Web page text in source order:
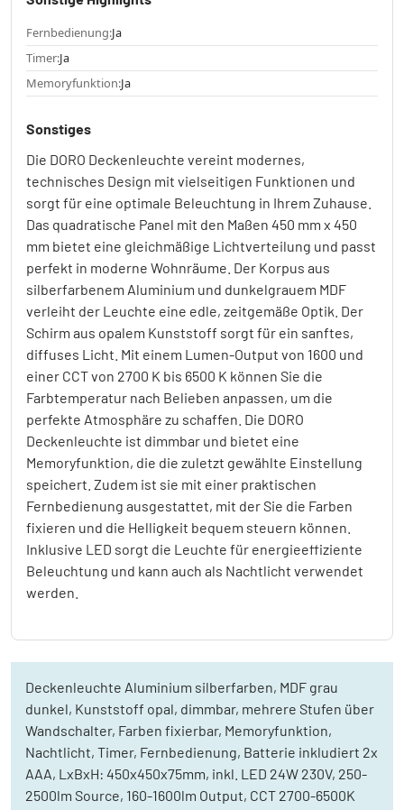
Fernbedienung:Ja
Timer:Ja
Memoryfunktion:Ja
Sonstiges
Die DORO Deckenleuchte vereint modernes,
technisches Design mit vielseitigen Funktionen und
sorgt für eine optimale Beleuchtung in Ihrem Zuhause.
Das quadratische Panel mit den Maßen 450 mm x 450
mm bietet eine gleichmäßige Lichtverteilung und passt
perfekt in moderne Wohnräume. Der Korpus aus
silberfarbenem Aluminium und dunkelgrauem MDF
verleiht der Leuchte eine edle, zeitgemäße Optik. Der
Schirm aus opalem Kunststoff sorgt für ein sanftes,
diffuses Licht. Mit einem Lumen-Output von 1600 und
einer CCT von 2700 K bis 6500 K können Sie die
Farbtemperatur nach Belieben anpassen, um die
perfekte Atmosphäre zu schaffen. Die DORO
Deckenleuchte ist dimmbar und bietet eine
Memoryfunktion, die die zuletzt gewählte Einstellung
speichert. Zudem ist sie mit einer praktischen
Fernbedienung ausgestattet, mit der Sie die Farben
fixieren und die Helligkeit bequem steuern können.
Inklusive LED sorgt die Leuchte für energieeffiziente
Beleuchtung und kann auch als Nachtlicht verwendet
werden.
Deckenleuchte Aluminium silberfarben, MDF grau
dunkel, Kunststoff opal, dimmbar, mehrere Stufen über
Wandschalter, Farben fixierbar, Memoryfunktion,
Nachtlicht, Timer, Fernbedienung, Batterie inkludiert 2x
AAA, LxBxH: 450x450x75mm, inkl. LED 24W 230V, 250-
2500lm Source, 160-1600lm Output, CCT 2700-6500K